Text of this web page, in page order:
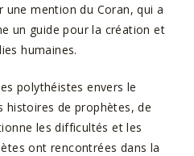
une mention du Coran, qui a
un guide pour la création et
humaines.
polythéistes envers le
histoires de prophètes, de
les difficultés et les
ont rencontrées dans la